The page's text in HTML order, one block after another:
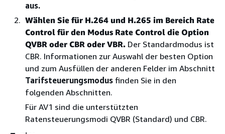
aus.
Wählen Sie für H.264 und H.265 im Bereich Rate
Control für den Modus Rate Control die Option
QVBR oder CBR oder VBR. Der Standardmodus ist
CBR. Informationen zur Auswahl der besten Option
und zum Ausfüllen der anderen Felder im Abschnitt
Tarifsteuerungsmodus finden Sie in den
folgenden Abschnitten.
Für AV1 sind die unterstützten
Ratensteuerungsmodi QVBR (Standard) und CBR.